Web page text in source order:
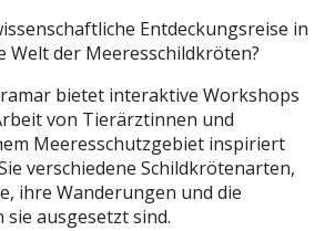
Entdeckungsreise in
Welt der Meeresschildkröten?
bietet interaktive Workshops
von Tierärztinnen und
Meeresschutzgebiet inspiriert
verschiedene Schildkrötenarten,
ihre Wanderungen und die
sie ausgesetzt sind.